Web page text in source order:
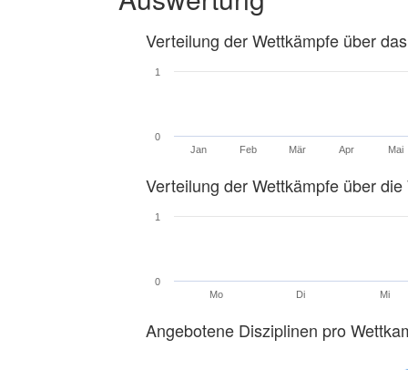
Verteilung der Wettkämpfe über
Jan Feb Mär Apr Mai
0
1
Verteilung der Wettkämpfe über die
Mo Di Mi
0
1
Angebotene Disziplinen pro